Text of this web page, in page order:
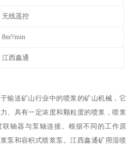
无线遥控
8m³/min
江西鑫通
输送矿山行业中的喷浆的矿山机械，它
、具有一定浓度和颗粒度的喷浆，喷浆
轴器与泵轴连接。根据不同的工作原
泵和容积式喷浆泵。江西鑫通矿用湿喷